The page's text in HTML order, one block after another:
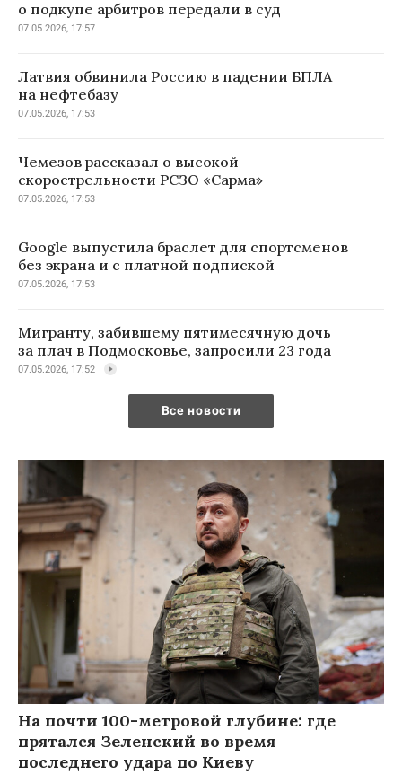
о подкупе арбитров передали в суд
07.05.2026, 17:57
Латвия обвинила Россию в падении БПЛА
на нефтебазу
07.05.2026, 17:53
Чемезов рассказал о высокой
скорострельности РСЗО «Сарма»
07.05.2026, 17:53
Google выпустила браслет для спортсменов
без экрана и с платной подпиской
07.05.2026, 17:53
Мигранту, забившему пятимесячную дочь
за плач в Подмосковье, запросили 23 года
07.05.2026, 17:52
Все новости
На почти 100-метровой глубине: где
прятался Зеленский во время
последнего удара по Киеву